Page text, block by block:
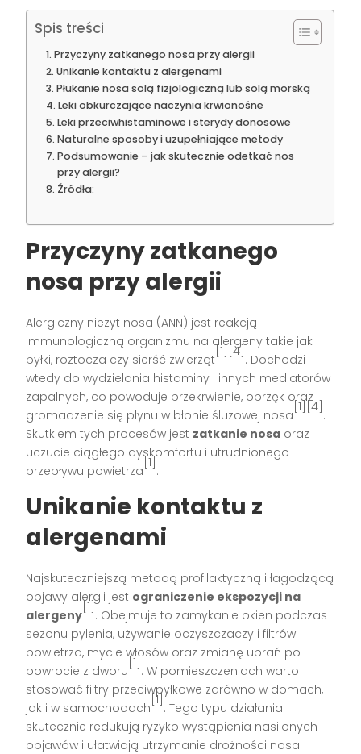
Spis treści
Przyczyny zatkanego nosa przy alergii
Unikanie kontaktu z alergenami
Płukanie nosa solą fizjologiczną lub solą morską
Leki obkurczające naczynia krwionośne
Leki przeciwhistaminowe i sterydy donosowe
Naturalne sposoby i uzupełniające metody
Podsumowanie – jak skutecznie odetkać nos
przy alergii?
Źródła:
Przyczyny zatkanego
nosa przy alergii
Alergiczny nieżyt nosa (ANN) jest reakcją
immunologiczną organizmu na alergeny takie jak
pyłki, roztocza czy sierść zwierząt
[1][4]
. Dochodzi
wtedy do wydzielania histaminy i innych mediatorów
zapalnych, co powoduje przekrwienie, obrzęk oraz
gromadzenie się płynu w błonie śluzowej nosa
[1][4]
.
Skutkiem tych procesów jest zatkanie nosa oraz
uczucie ciągłego dyskomfortu i utrudnionego
przepływu powietrza
[1]
.
Unikanie kontaktu z
alergenami
Najskuteczniejszą metodą profilaktyczną i łagodzącą
objawy alergii jest ograniczenie ekspozycji na
alergeny
[1]
. Obejmuje to zamykanie okien podczas
sezonu pylenia, używanie oczyszczaczy i filtrów
powietrza, mycie włosów oraz zmianę ubrań po
powrocie z dworu
[1]
. W pomieszczeniach warto
stosować filtry przeciwpyłkowe zarówno w domach,
jak i w samochodach
[1]
. Tego typu działania
skutecznie redukują ryzyko wystąpienia nasilonych
objawów i ułatwiają utrzymanie drożności nosa.